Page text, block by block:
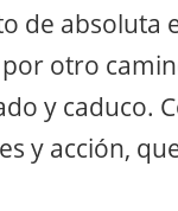
de absoluta
otro
y caduco.
y acción,